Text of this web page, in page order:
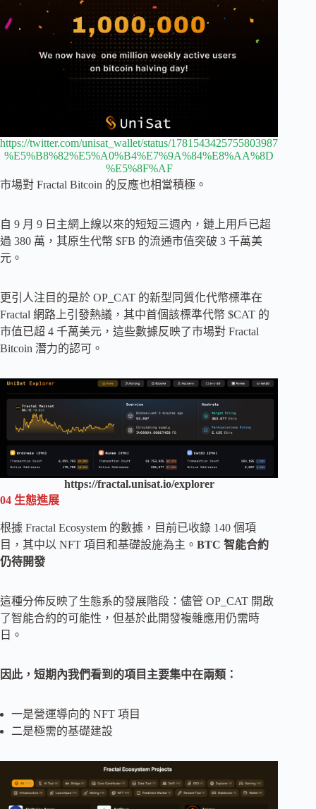
https://twitter.com/unisat_wallet/status/1781543425755803987
%E5%B8%82%E5%A0%B4%E7%9A%84%E8%AA%8D
%E5%8F%AF
市場對 Fractal Bitcoin 的反應也相當積極。
自 9 月 9 日主網上線以來的短短三週內，鏈上用戶已超
過 380 萬，其原生代幣 $FB 的流通市值突破 3 千萬美
元。
更引人注目的是於 OP_CAT 的新型同質化代幣標準在
Fractal 網路上引發熱議，其中首個該標準代幣 $CAT 的
市值已超 4 千萬美元，這些數據反映了市場對 Fractal
Bitcoin 潛力的認可。
https://fractal.unisat.io/explorer
04 生態進展
根據 Fractal Ecosystem 的數據，目前已收錄 140 個項
目，其中以 NFT 項目和基礎設施為主。 BTC 智能合約
仍待開發
這種分佈反映了生態系的發展階段：儘管 OP_CAT 開啟
了智能合約的可能性，但基於此開發複雜應用仍需時
日。
因此，短期內我們看到的項目主要集中在兩類：
一是營運導向的 NFT 項目
二是極需的基礎建設